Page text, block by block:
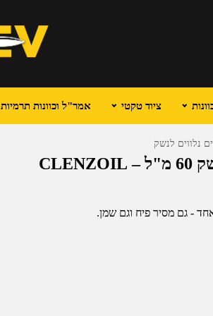
ציוד טקטי אמר"ל וכוונות תרמיות
נלווים לנשק